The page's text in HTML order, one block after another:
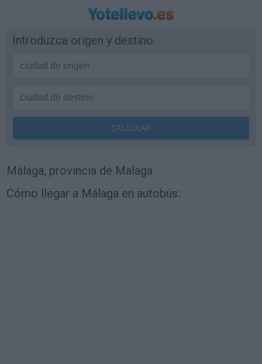
Introduzca origen y destino
Málaga, provincia de Malaga
Cómo llegar a Málaga en autobús: